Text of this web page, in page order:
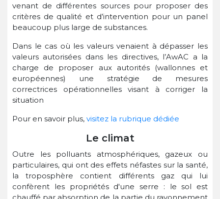
venant de différentes sources pour proposer des
critères de qualité et d’intervention pour un panel
beaucoup plus large de substances.
Dans le cas où les valeurs venaient à dépasser les
valeurs autorisées dans les directives, l’AwAC a la
charge de proposer aux autorités (wallonnes et
européennes) une stratégie de mesures
correctrices opérationnelles visant à corriger la
situation
Pour en savoir plus, visitez la rubrique dédiée
Le climat
Outre les polluants atmosphériques, gazeux ou
particulaires, qui ont des effets néfastes sur la santé,
la troposphère contient différents gaz qui lui
confèrent les propriétés d'une serre : le sol est
chauffé par absorption de la partie du rayonnement